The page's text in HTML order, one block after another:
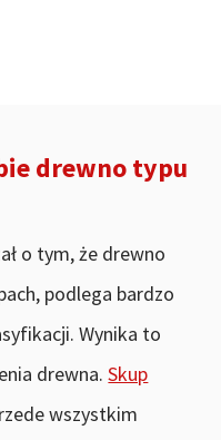
drewno typu
o tym, że drewno
podlega bardzo
Wynika to
drewna.Skup
wszystkim